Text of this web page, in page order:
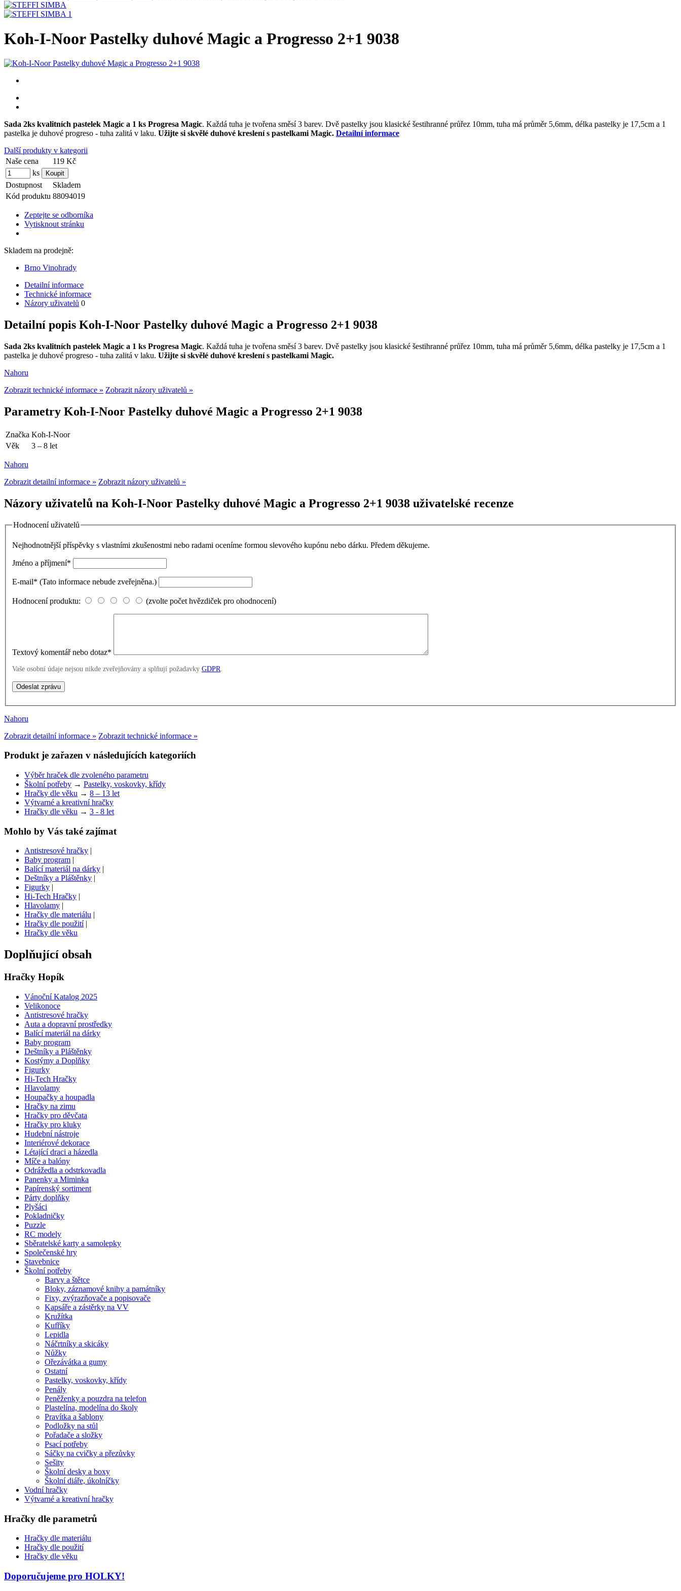
Koh-I-Noor Pastelky duhové Magic a Progresso 2+1 9038
Sada 2ks kvalitních pastelek Magic a 1 ks Progresa Magic. Každá tuha je tvořena směsí 3 barev. Dvě pastelky jsou klasické šestihranné průřez 10mm, tuha má průměr 5,6mm, délka pastelky je 17,5cm a 1
pastelka je duhové progreso - tuha zalitá v laku. Užijte si skvělé duhové kreslení s pastelkami Magic. Detailní informace
Další produkty v kategorii
Naše cena
119 Kč
ks
Dostupnost
Skladem
Kód produktu 88094019
Zeptejte se odborníka
Vytisknout stránku
Skladem na prodejně:
Brno Vinohrady
Detailní informace
Technické informace
Názory uživatelů 0
Detailní popis Koh-I-Noor Pastelky duhové Magic a Progresso 2+1 9038
Sada 2ks kvalitních pastelek Magic a 1 ks Progresa Magic. Každá tuha je tvořena směsí 3 barev. Dvě pastelky jsou klasické šestihranné průřez 10mm, tuha má průměr 5,6mm, délka pastelky je 17,5cm a 1
pastelka je duhové progreso - tuha zalitá v laku. Užijte si skvělé duhové kreslení s pastelkami Magic.
Nahoru
Zobrazit technické informace » Zobrazit názory uživatelů »
Parametry Koh-I-Noor Pastelky duhové Magic a Progresso 2+1 9038
Značka Koh-I-Noor
Věk
3 – 8 let
Nahoru
Zobrazit detailní informace » Zobrazit názory uživatelů »
Názory uživatelů na Koh-I-Noor Pastelky duhové Magic a Progresso 2+1 9038 uživatelské recenze
Hodnocení uživatelů
Nejhodnotnější příspěvky s vlastními zkušenostmi nebo radami oceníme formou slevového kupónu nebo dárku. Předem děkujeme.
Jméno a příjmení*
E-mail* (Tato informace nebude zveřejněna.)
Hodnocení produktu: (zvolte počet hvězdiček pro ohodnocení)
Textový komentář nebo dotaz*
Vaše osobní údaje nejsou nikde zveřejňovány a splňují požadavky GDPR
Nahoru
Zobrazit detailní informace » Zobrazit technické informace »
Produkt je zařazen v následujících kategoriích
Výběr hraček dle zvoleného parametru
Školní potřeby → Pastelky, voskovky, křídy
Hračky dle věku → 8 – 13 let
Výtvarné a kreativní hračky
Hračky dle věku → 3 - 8 let
Mohlo by Vás také zajímat
Antistresové hračky |
Baby program |
Balící materiál na dárky |
Deštníky a Pláštěnky |
Figurky |
Hi-Tech Hračky |
Hlavolamy |
Hračky dle materiálu |
Hračky dle použití|
Hračky dle věku
Doplňující obsah
Hračky Hopík
Vánoční Katalog 2025
Velikonoce
Antistresové hračky
Auta a dopravní prostředky
Balící materiál na dárky
Baby program
Deštníky a Pláštěnky
Kostýmy a Doplňky
Figurky
Hi-Tech Hračky
Hlavolamy
Houpačky a houpadla
Hračky na zimu
Hračky pro děvčata
Hračky pro kluky
Hudební nástroje
Interiérové dekorace
Létající draci a házedla
Míče a balóny
Odrážedla a odstrkovadla
Panenky a Miminka
Papírenský sortiment
Párty doplňky
Plyšáci
Pokladničky
Puzzle
RC modely
Sběratelské karty a samolepky
Společenské hry
Stavebnice
Školní potřeby
Barvy a štětce
Bloky, záznamové knihy a památníky
Fixy, zvýrazňovače a popisovače
Kapsáře a zástěrky na VV
Kružítka
Kufříky
Lepidla
Náčrtníky a skicáky
Nůžky
Ořezávátka a gumy
Ostatní
Pastelky, voskovky, křídy
Penály
Peněženky a pouzdra na telefon
Plastelína, modelína do školy
Pravítka a šablony
Podložky na stůl
Pořadače a složky
Psací potřeby
Sáčky na cvičky a přezůvky
Sešity
Školní desky a boxy
Školní diáře, úkolníčky
Vodní hračky
Výtvarné a kreativní hračky
Hračky dle parametrů
Hračky dle materiálu
Hračky dle použití
Hračky dle věku
Doporučujeme pro HOLKY!